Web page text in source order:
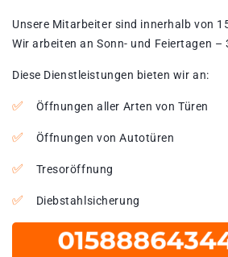
Unsere Mitarbeiter sind innerhalb von
Wir arbeiten an Sonn- und Feiertagen –
Diese Dienstleistungen bieten wir an:
Öffnungen aller Arten von Türen
Öffnungen von Autotüren
Tresoröffnung
Diebstahlsicherung